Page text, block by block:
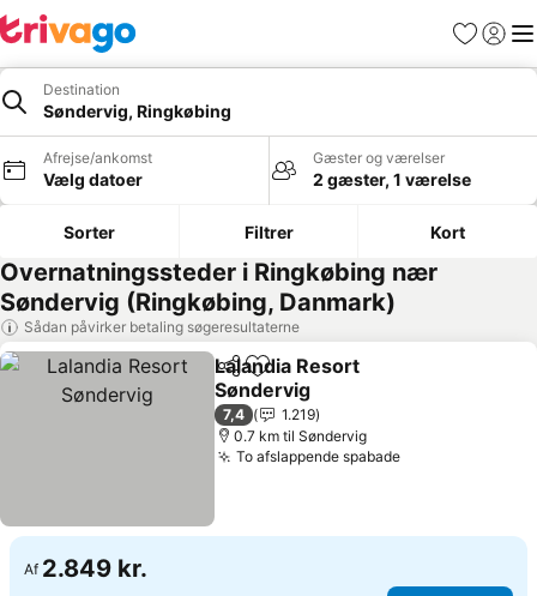
Favoritter
Log ind
Destination
Søndervig, Ringkøbing
Afrejse/ankomst
Vælg datoer
Gæster og værelser
2 gæster, 1 værelse
Sorter Filtrer Kort
Overnatningssteder i Ringkøbing nær
Søndervig (Ringkøbing, Danmark)
Sådan påvirker betaling søgeresultaterne
Del Føj til favoritter
Lalandia Resort
Søndervig
Se priser
7,4
1.219
0.7 km til Søndervig
To afslappende spabadeSe priser
Af 2.849 kr.